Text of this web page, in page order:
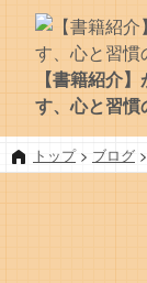
トップ> ブログ >
【書籍紹介
す、心と習慣